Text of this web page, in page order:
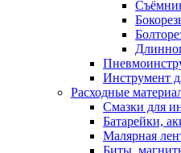
Инструмент
Расходные
Смазки для
Батарейки,
Малярная
Биты,